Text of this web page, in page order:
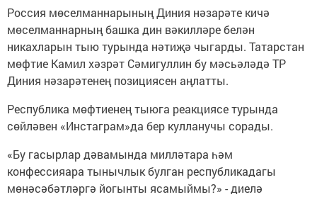
Россия мөселманнарының Диния нәзарәте кичә
мөселманнарның башка дин вәкилләре белән
никахларын тыю турында нәтиҗә чыгарды. Татарстан
мөфтие Камил хәзрәт Сәмигуллин бу мәсьәләдә ТР
Диния нәзарәтенең позициясен аңлатты.
Республика мөфтиенең тыюга реакциясе турында
сөйләвен «Инстаграм»да бер кулланучы сорады.
«Бу гасырлар дәвамында милләтара һәм
конфессияара тынычлык булган республикадагы
мөнәсәбәтләргә йогынты ясамыймы?» - диелә